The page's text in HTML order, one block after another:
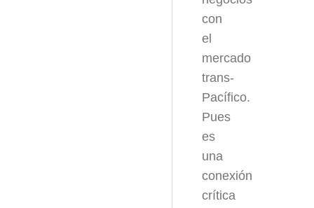
con
el
mercado
trans-
Pacífico.
Pues
es
una
conexión
crítica